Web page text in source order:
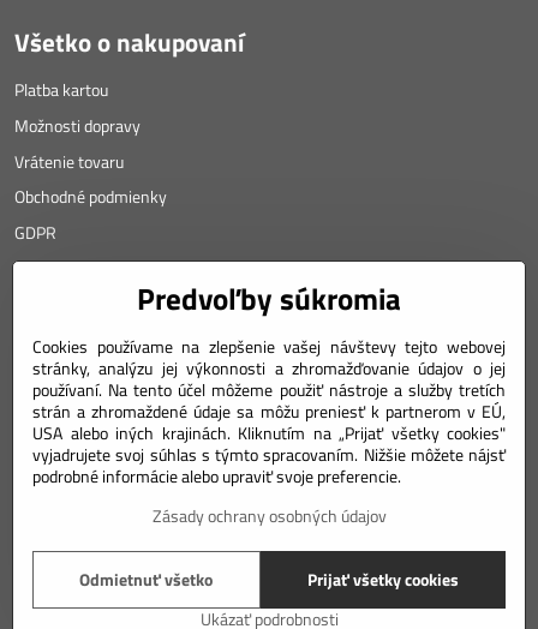
Všetko o nakupovaní
Platba kartou
Možnosti dopravy
Vrátenie tovaru
Obchodné podmienky
GDPR
Angyalova 461/75
967 01 Kremnica
SLOVAKIA
Mobil: +421 911 633 688
e-mail: weiss(@)numizmatik.eu
©2026Copyright
Predvoľby súkromia
Zásady ochrany osobných údajov
Podmienky používania
Predvoľby súkromia
Cookies používame na zlepšenie vašej návštevy tejto webovej
stránky, analýzu jej výkonnosti a zhromažďovanie údajov o jej
používaní. Na tento účel môžeme použiť nástroje a služby tretích
strán a zhromaždené údaje sa môžu preniesť k partnerom v EÚ,
USA alebo iných krajinách. Kliknutím na „Prijať všetky cookies"
vyjadrujete svoj súhlas s týmto spracovaním. Nižšie môžete nájsť
podrobné informácie alebo upraviť svoje preferencie.
Zásady ochrany osobných údajov
Ukázať podrobnosti
Prijať všetky cookies
Odmietnuť všetko